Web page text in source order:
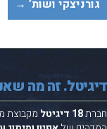
ושות’ →
זה מה
18 דיגיטל מקבוצת